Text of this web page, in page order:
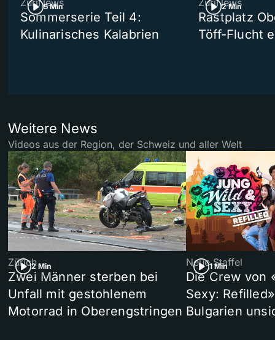
5 Min
Sommerserie Teil 4:
Kulinarisches Kalabrien
2 Min
Rastplatz
Töff-Flucht
Weitere News
Videos aus der Region, der Schweiz und aller Welt
2 Min
Zürich
Zwei Männer sterben bei
Unfall mit gestohlenem
Motorrad in Oberengstringen
1 Min
Neue Staffel
Die Crew von
Sexy:
Bulgarien